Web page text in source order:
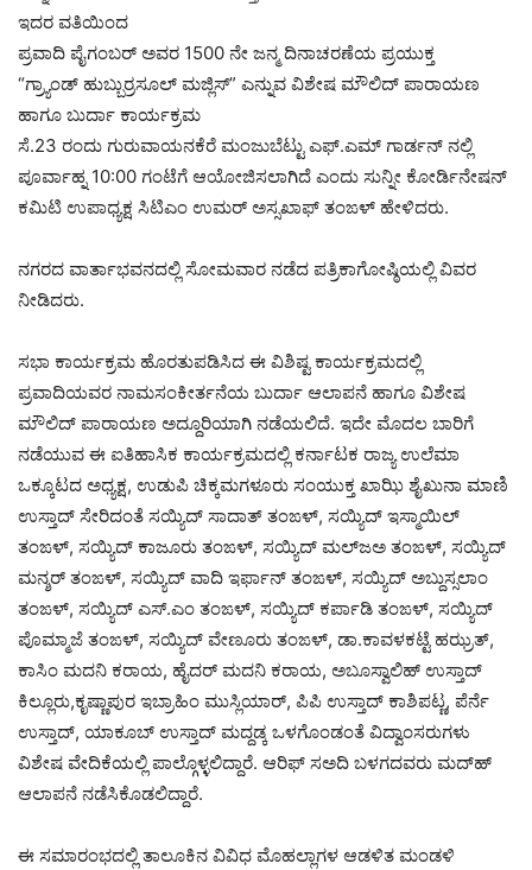
ಇದರ ವತಿಯಿಂದ
ಪ್ರವಾದಿ ಪೈಗಂಬರ್ ಅವರ 1500 ನೇ ಜನ್ಮ ದಿನಾಚರಣೆಯ ಪ್ರಯುಕ್ತ
“ಗ್ರ್ಯಾಂಡ್ ಹುಬ್ಬುರ್ರಸೂಲ್ ಮಜ್ಲಿಸ್‌” ಎನ್ನುವ ವಿಶೇಷ ಮೌಲಿದ್ ಪಾರಾಯಣ
ಹಾಗೂ ಬುರ್ದಾ ಕಾರ್ಯಕ್ರಮ
ಸೆ.23 ರಂದು ಗುರುವಾಯನಕೆರೆ ಮಂಜುಬೆಟ್ಟು ಎಫ್.ಎಮ್ ಗಾರ್ಡನ್ ನಲ್ಲಿ
ಪೂರ್ವಾಹ್ನ 10:00 ಗಂಟೆಗೆ ಆಯೋಜಿಸಲಾಗಿದೆ ಎಂದು ಸುನ್ನೀ‌ ಕೋರ್ಡಿನೇಷನ್
ಕಮಿಟಿ ಉಪಾಧ್ಯಕ್ಷ ಸಿಟಿಎಂ ಉಮರ್ ಅಸ್ಸಖಾಫ್ ತಂಙಳ್ ಹೇಳಿದರು.
ನಗರದ ವಾರ್ತಾಭವನದಲ್ಲಿ ಸೋಮವಾರ ನಡೆದ ಪತ್ರಿಕಾಗೋಷ್ಠಿಯಲ್ಲಿ ವಿವರ
ನೀಡಿದರು.
ಸಭಾ ಕಾರ್ಯಕ್ರಮ ಹೊರತುಪಡಿಸಿದ ಈ ವಿಶಿಷ್ಟ ಕಾರ್ಯಕ್ರಮದಲ್ಲಿ
ಪ್ರವಾದಿಯವರ ನಾಮಸಂಕೀರ್ತನೆಯ ಬುರ್ದಾ ಆಲಾಪನೆ ಹಾಗೂ ವಿಶೇಷ
ಮೌಲಿದ್ ಪಾರಾಯಣ ಅದ್ದೂರಿಯಾಗಿ ನಡೆಯಲಿದೆ. ಇದೇ ಮೊದಲ ಬಾರಿಗೆ‌
ನಡೆಯುವ ಈ ಐತಿಹಾಸಿಕ ಕಾರ್ಯಕ್ರಮದಲ್ಲಿ ಕರ್ನಾಟಕ ರಾಜ್ಯ ಉಲೆಮಾ
ಒಕ್ಕೂಟದ ಅಧ್ಯಕ್ಷ, ಉಡುಪಿ‌ ಚಿಕ್ಕಮಗಳೂರು ಸಂಯುಕ್ತ ಖಾಝಿ ಶೈಖುನಾ ಮಾಣಿ
ಉಸ್ತಾದ್ ಸೇರಿದಂತೆ ಸಯ್ಯಿದ್ ಸಾದಾತ್ ತಂಙಳ್, ಸಯ್ಯಿದ್ ಇಸ್ಮಾಯಿಲ್
ತಂಙಳ್, ಸಯ್ಯಿದ್ ಕಾಜೂರು ತಂಙಳ್, ಸಯ್ಯಿದ್ ಮಲ್‌ಜ‌ಅ ತಂಙಳ್, ಸಯ್ಯಿದ್
ಮನ್ಶರ್ ತಂಙಳ್, ಸಯ್ಯಿದ್ ವಾದಿ ಇರ್ಫಾನ್ ತಂಙಳ್, ಸಯ್ಯಿದ್ ಅಬ್ದುಸ್ಸಲಾಂ
ತಂಙಳ್, ಸಯ್ಯಿದ್ ಎಸ್.ಎಂ‌ ತಂಙಳ್, ಸಯ್ಯಿದ್ ಕರ್ಪಾಡಿ ತಂಙಳ್, ಸಯ್ಯಿದ್
ಪೊಮ್ಮಾಜೆ ತಂಙಳ್, ಸಯ್ಯಿದ್ ವೇಣೂರು ತಂಙಳ್, ಡಾ.‌ಕಾವಳಕಟ್ಟೆ ಹಝ್ರತ್,
ಕಾಸಿಂ ಮದನಿ ಕರಾಯ, ಹೈದರ್ ಮದನಿ ಕರಾಯ, ಅಬೂಸ್ವಾಲಿಹ್ ಉಸ್ತಾದ್
ಕಿಲ್ಲೂರು,ಕೃಷ್ಣಾಪುರ ಇಬ್ರಾಹಿಂ ಮುಸ್ಲಿಯಾರ್, ಪಿಪಿ‌ ಉಸ್ತಾದ್ ಕಾಶಿಪಟ್ಣ, ಪೆರ್ನೆ
ಉಸ್ತಾದ್, ಯಾಕೂಬ್ ಉಸ್ತಾದ್ ಮದ್ದಡ್ಕ ಒಳಗೊಂಡಂತೆ ವಿದ್ವಾಂಸರುಗಳು
ವಿಶೇಷ ವೇದಿಕೆಯಲ್ಲಿ ಪಾಲ್ಗೊಳ್ಳಲಿದ್ದಾರೆ. ಆರಿಫ್ ಸ‌ಅದಿ ಬಳಗದವರು ಮದ್‌ಹ್
ಆಲಾಪನೆ ನಡೆಸಿಕೊಡಲಿದ್ದಾರೆ.
ಈ ಸಮಾರಂಭದಲ್ಲಿ ತಾಲೂಕಿನ ವಿವಿಧ ಮೊಹಲ್ಲಾಗಳ ಆಡಳಿತ ಮಂಡಳಿ